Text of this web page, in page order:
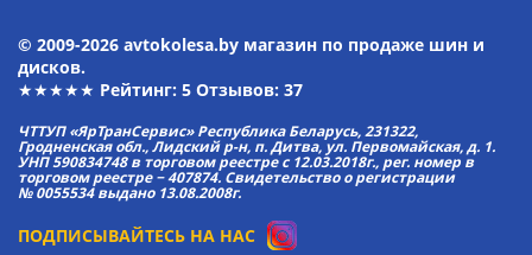
© 2009-2026 avtokolesa.by магазин по продаже шин и
дисков.
★★★★★ Рейтинг: 5 Отзывов: 37
ЧТТУП «ЯрТранСервис» Республика Беларусь, 231322,
Гродненская обл., Лидский р-н, п. Дитва, ул. Первомайская, д. 1.
УНП 590834748 в торговом реестре с 12.03.2018г., рег. номер в
торговом реестре − 407874. Свидетельство о регистрации
№ 0055534 выдано 13.08.2008г.
ПОДПИСЫВАЙТЕСЬ НА НАС